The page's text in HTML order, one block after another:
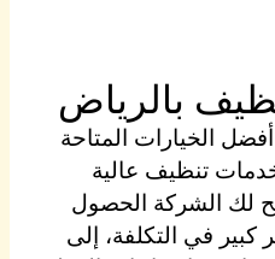
بالرياض
الخيارات المتاحة
تنظيف عالية
لك الشركة الحصول
في التكلفة، إلى